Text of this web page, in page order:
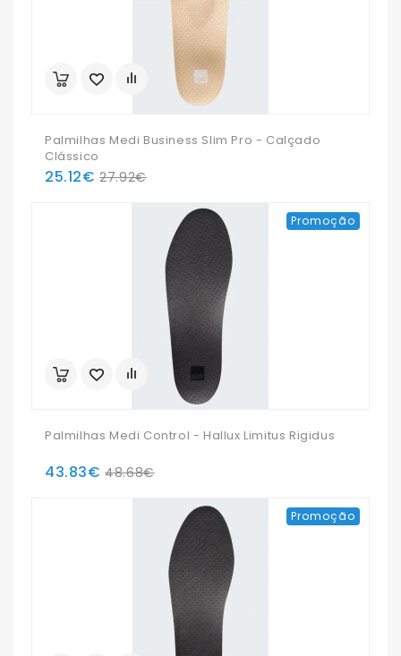
Palmilhas Medi Business Slim Pro - Calçado
Clássico
25.12€ 27.92€
Promoção
Palmilhas Medi Control - Hallux Limitus Rigidus
43.83€ 48.68€
Promoção